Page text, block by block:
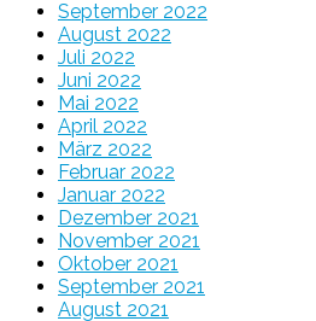
September 2022
August 2022
Juli 2022
Juni 2022
Mai 2022
April 2022
März 2022
Februar 2022
Januar 2022
Dezember 2021
November 2021
Oktober 2021
September 2021
August 2021